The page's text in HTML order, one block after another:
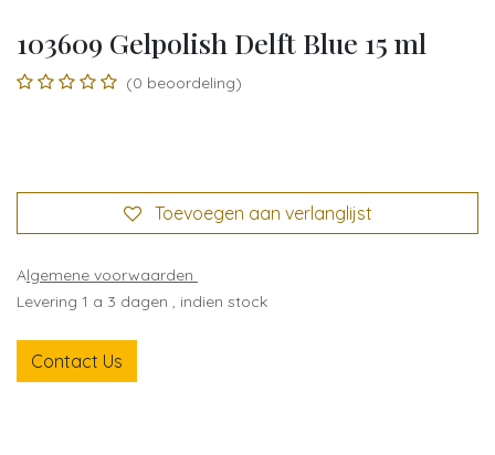
103609 Gelpolish Delft Blue 15 ml
(0 beoordeling)
Toevoegen aan verlanglijst
Algemene voorwaarden
Levering 1 a 3 dagen , indien stock
Contact Us